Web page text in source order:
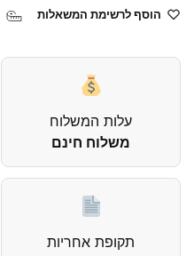
הוסף לרשימת המשאלות
עלות המשלוח
משלוח חינם
תקופת אחריות